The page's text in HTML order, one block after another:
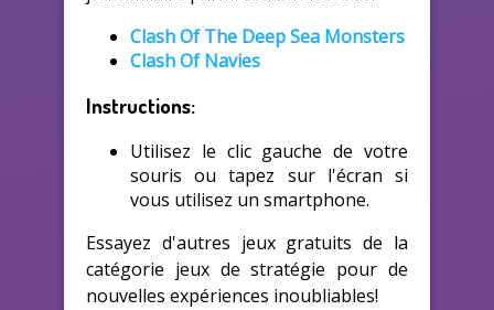
Clash Of The Deep Sea Monsters
Clash Of Navies
Instructions:
Utilisez le clic gauche de votre
souris ou tapez sur l'écran si
vous utilisez un smartphone.
Essayez d'autres jeux gratuits de la
catégorie jeux de stratégie pour de
nouvelles expériences inoubliables!